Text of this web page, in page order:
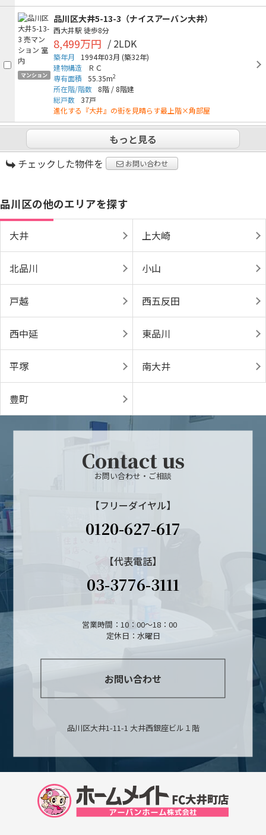
マンション
品川区大井5-13-3（ナイスアーバン大井）
西大井駅 徒歩8分
8,499万円 / 2LDK
築年月 1994年03月 (築32年)
建物構造
ＲＣ
専有面積
55.35m2
所在階/階数 8階 / 8階建
総戸数 37戸
進化する『大井』の街を見晴らす最上階×角部屋
もっと見る
チェックした物件を
お問い合わせ
品川区の他のエリアを探す
大井 上大崎
北品川 小山
戸越 西五反田
西中延 東品川
平塚 南大井
豊町
Contact us
お問い合わせ・ご相談
【フリーダイヤル】
0120-627-617
【代表電話】
03-3776-3111
営業時間：10：00～18：00
定休日：水曜日
お問い合わせ
品川区大井1-11-1 大井西銀座ビル１階